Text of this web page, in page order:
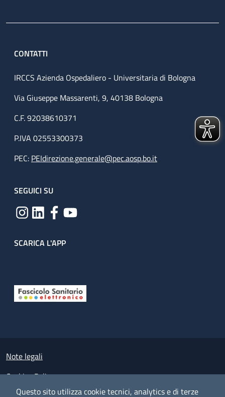
Questo sito utilizza cookie tecnici, analytics e di terze
CONTATTI
IRCCS Azienda Ospedaliero - Universitaria di Bologna
Via Giuseppe Massarenti, 9, 40138 Bologna
C.F. 92038610371
P.IVA 02553300373
PEC: PEIdirezione.generale@pec.aosp.bo.it
SEGUICI SU
SCARICA L'APP
Small prints
Note legali
Cookies Policy